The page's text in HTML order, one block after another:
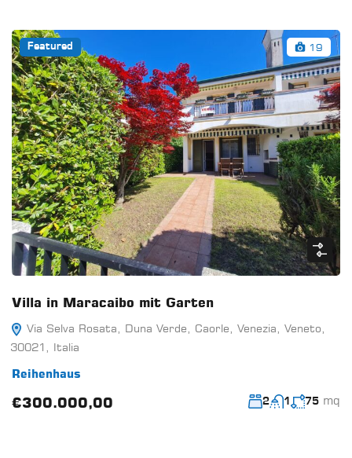
Featured 19
Villa in Maracaibo mit Garten
Via Selva Rosata, Duna Verde, Caorle, Venezia, Veneto,
30021, Italia
Reihenhaus
€300.000,00 2 1 75 mq